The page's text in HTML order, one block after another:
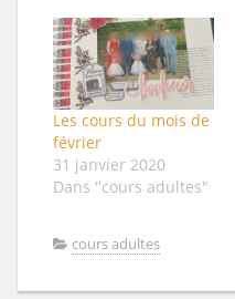
Les cours du mois de
février
31 janvier 2020
Dans "cours adultes"
cours adultes